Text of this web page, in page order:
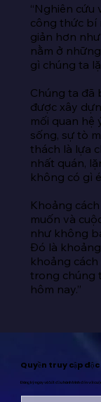
“Nghiên cứu
công thức bí
giản hơn
nằm ở
gì chúng ta
Chúng ta đã
được xây
mối quan hệ
sống, sự tò
thách là lựa
nhất quán,
không có gì
Khoảng
muốn và
như không
Đó là
khoảng
trong chúng
hôm nay.”
Quyền truy cập
Đăng ký ngay và bắt đầu hành trình đến với